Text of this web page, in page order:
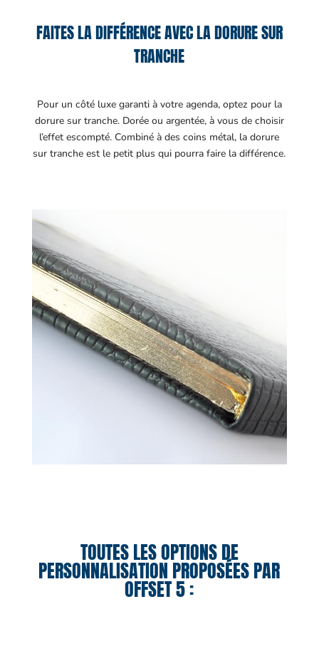
FAITES LA DIFFÉRENCE AVEC LA DORURE SUR
TRANCHE
Pour un côté luxe garanti à votre agenda, optez pour la
dorure sur tranche. Dorée ou argentée, à vous de choisir
l’effet escompté. Combiné à des coins métal, la dorure
sur tranche est le petit plus qui pourra faire la différence.
TOUTES LES OPTIONS DE
PERSONNALISATION PROPOSÉES PAR
OFFSET 5 :